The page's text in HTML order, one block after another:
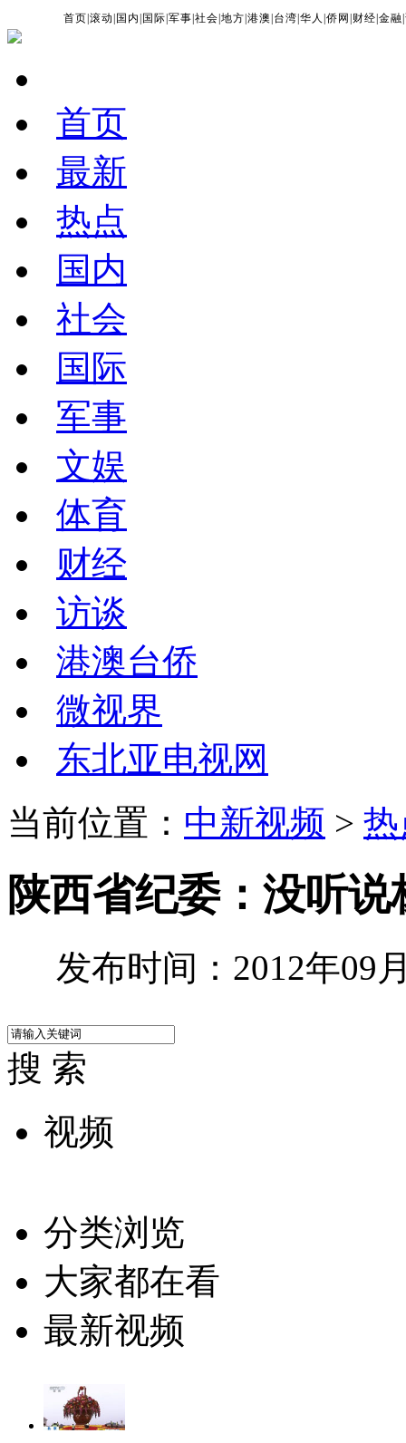
首页 |滚动 国内 国际 |军事 |社会 |地方 |港澳 台湾 |华人 |侨网 财经 |金融 |
首页
最新
热点
国内
社会
国际
军事
文娱
体育
财经
访谈
港澳台侨
微视界
东北亚电视网
当前位置： 中新视频 >
陕西省纪委：没听
发布时间：2012年09
搜 索
视频
分类浏览
大家都在看
最新视频